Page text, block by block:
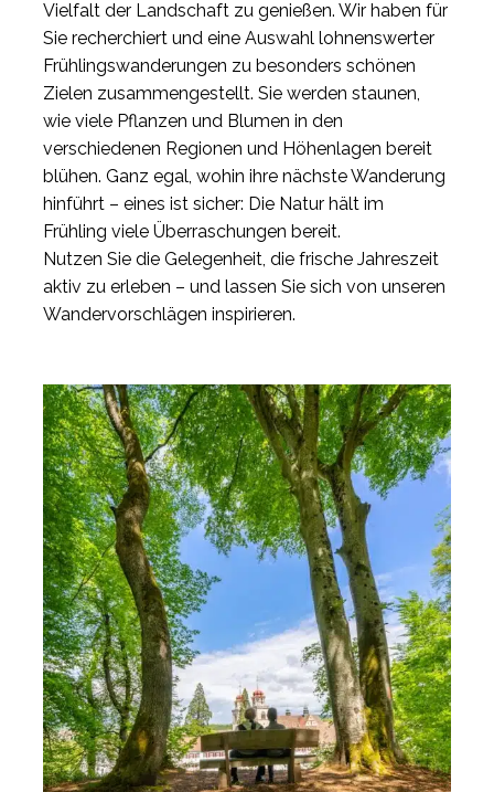
Vielfalt der Landschaft zu genießen. Wir haben für
Sie recherchiert und eine Auswahl lohnenswerter
Frühlingswanderungen zu besonders schönen
Zielen zusammengestellt. Sie werden staunen,
wie viele Pflanzen und Blumen in den
verschiedenen Regionen und Höhenlagen bereit
blühen. Ganz egal, wohin ihre nächste Wanderung
hinführt – eines ist sicher: Die Natur hält im
Frühling viele Überraschungen bereit.
Nutzen Sie die Gelegenheit, die frische Jahreszeit
aktiv zu erleben – und lassen Sie sich von unseren
Wandervorschlägen inspirieren.